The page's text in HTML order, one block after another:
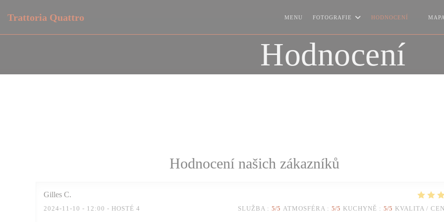
Trattoria Quattro MENU FOTOGRAFIE
HODNOCENÍ
Hodnocení
Hodnocení našich zákazníků
Gilles C
2024-11-10 - 12:00 - HOSTÉ 4 SLUŽBA : 5/5 ATMOSFÉRA : 5/5 KUCHYNĚ : 5/5 KVALITA /